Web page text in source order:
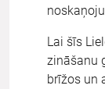
Lai šīs
zināšanu
brīžos un